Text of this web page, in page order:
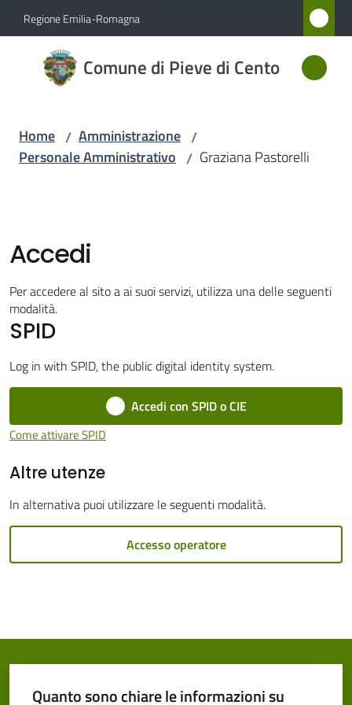
Vai al contenuto
Vai alla navigazione
Vai al footer
Regione Emilia-Romagna
Comune di Pieve di Cento
Comune
di Pieve
Servizi
Vivere
Pieve
Cento
Amministrazione
gli
Home / Amministrazione /
Personale Amministrativo / Graziana Pastorelli
Accedi
Per accedere al sito a ai suoi servizi, utilizza una delle seguenti
modalità.
SPID
Log in with SPID, the public digital identity system.
Accedi con SPID o CIE
Come attivare SPID
Altre utenze
In alternativa puoi utilizzare le seguenti modalità.
Accesso operatore
Quanto sono chiare le informazioni su